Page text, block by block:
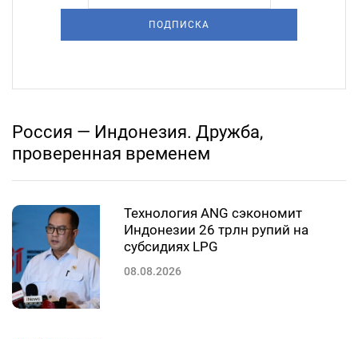
ПОДПИСКА
Россия — Индонезия. Дружба,
проверенная временем
Технология ANG сэкономит
Индонезии 26 трлн рупий на
субсидиях LPG
08.08.2026